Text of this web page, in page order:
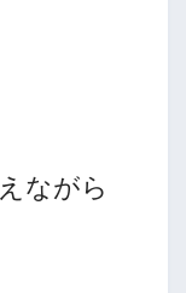
ながら